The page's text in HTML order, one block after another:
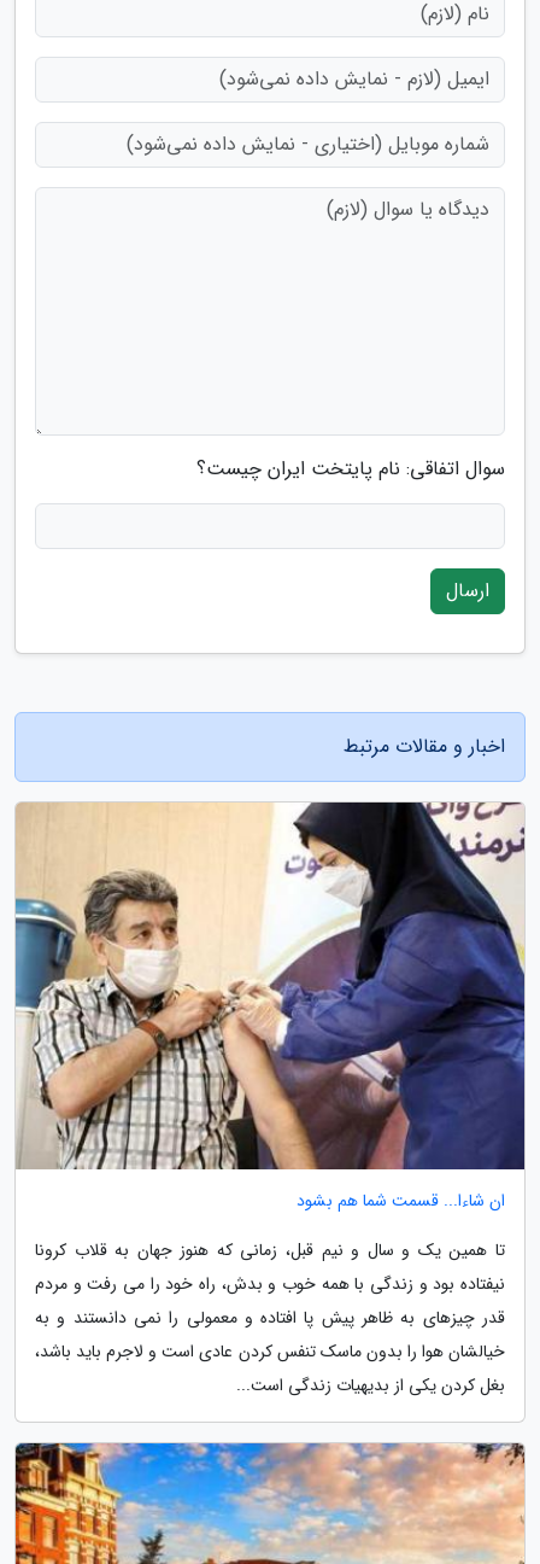
سوال اتفاقی: نام پایتخت ایران چیست؟
ارسال
اخبار و مقالات مرتبط
ان شاءا... قسمت شما هم بشود
تا همین یک و سال و نیم قبل، زمانی که هنوز جهان به قلاب کرونا
نیفتاده بود و زندگی با همه خوب و بدش، راه خود را می رفت و مردم
قدر چیزهای به ظاهر پیش پا افتاده و معمولی را نمی دانستند و به
خیالشان هوا را بدون ماسک تنفس کردن عادی است و لاجرم باید باشد،
بغل کردن یکی از بدیهیات زندگی است...